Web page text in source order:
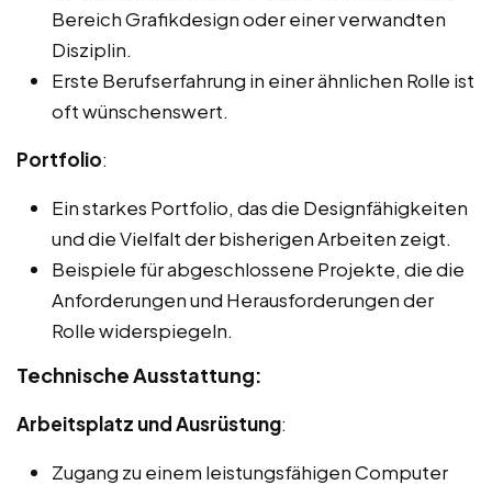
Bereich Grafikdesign oder einer verwandten
Disziplin.
Erste Berufserfahrung in einer ähnlichen Rolle ist
oft wünschenswert.
Portfolio:
Ein starkes Portfolio, das die Designfähigkeiten
und die Vielfalt der bisherigen Arbeiten zeigt.
Beispiele für abgeschlossene Projekte, die die
Anforderungen und Herausforderungen der
Rolle widerspiegeln.
Technische Ausstattung:
Arbeitsplatz und Ausrüstung:
Zugang zu einem leistungsfähigen Computer